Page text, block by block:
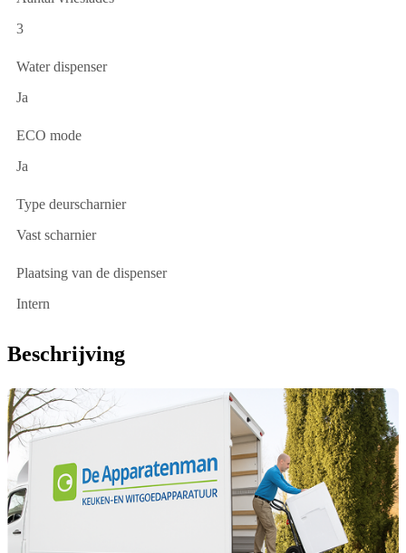
3
Water dispenser
Ja
ECO mode
Ja
Type deurscharnier
Vast scharnier
Plaatsing van de dispenser
Intern
Beschrijving